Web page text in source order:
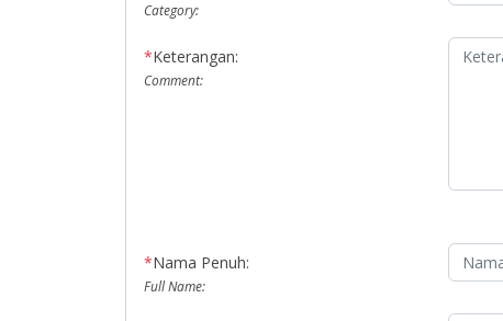
Category:
*Keterangan:
Comment:
*Nama Penuh:
Full Name: